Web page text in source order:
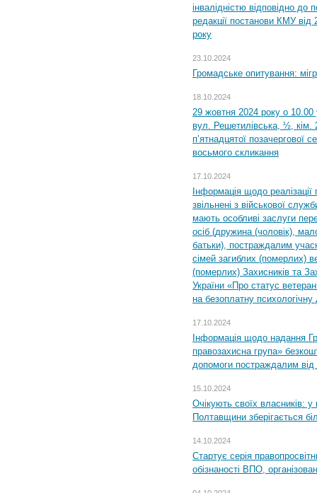
інвалідністю відповідно
редакції постанови КМУ
року
23.10.2024
Громадське опитування:
18.10.2024
29 жовтня 2024 року о 10.00
вул. Решетилівська, ½, кім.
п’ятнадцятої позачергової
восьмого скликання
17.10.2024
Інформація щодо
звільнені з військової
мають особливі заслуги
осіб (дружина (чоловік),
батьки), постраждалим
сімей загиблих (померлих)
(померлих) Захисників та
України «Про статус
на безоплатну психологічну
17.10.2024
Інформація щодо надання
правозахисна група»
допомоги постраждалим від
15.10.2024
Очікують своїх власників: у
Полтавщини зберігається
14.10.2024
Стартує серія
обізнаності ВПО,